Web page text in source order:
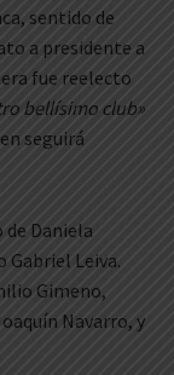
sentido de
a presidente a
fue reelecto
bellísimo club»
seguirá
Daniela
Gabriel Leiva.
Gimeno,
Navarro, y